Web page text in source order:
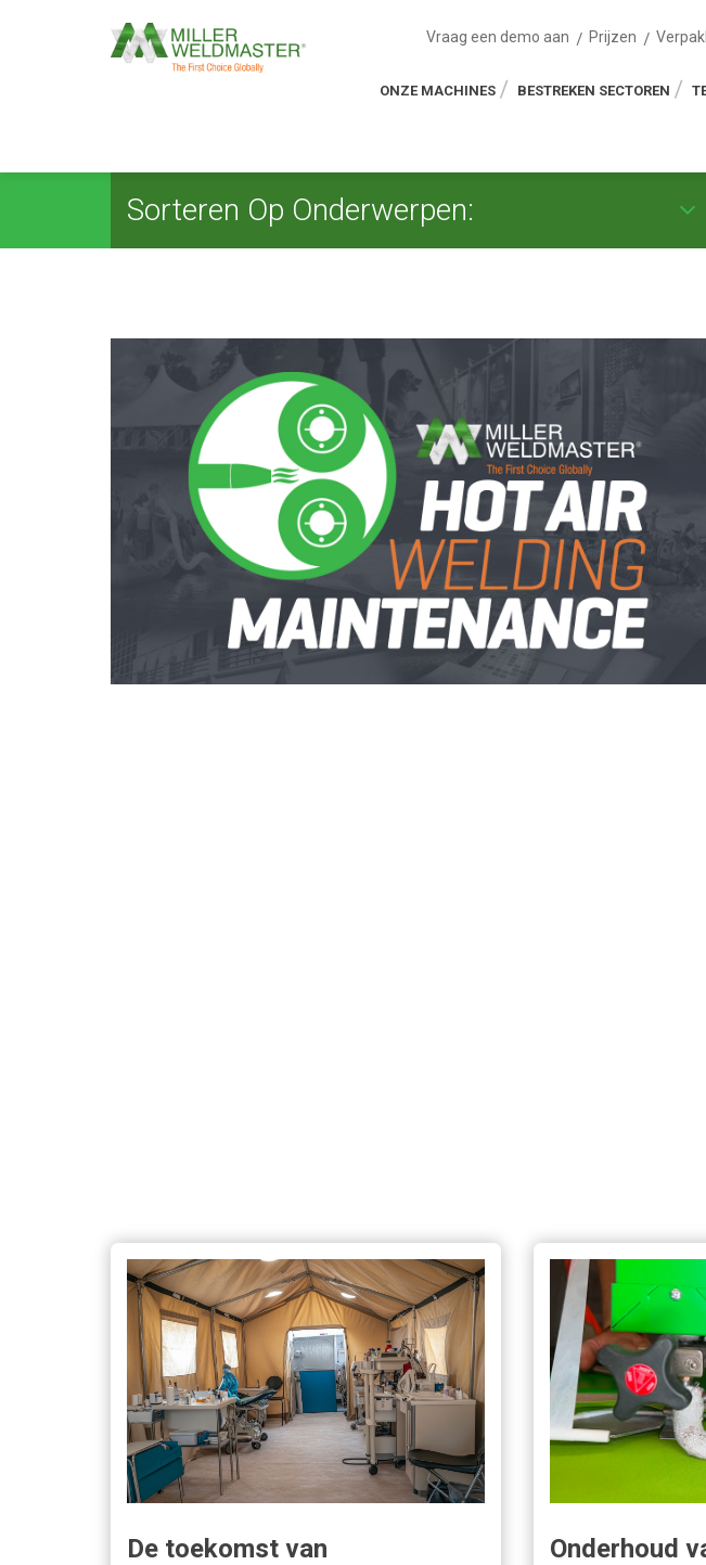
Vraag een demo aan Prijzen
ONZE MACHINES BESTREKEN SECTOREN
Sorteren Op Onderwerpen:
De toekomst van
Onderhoud